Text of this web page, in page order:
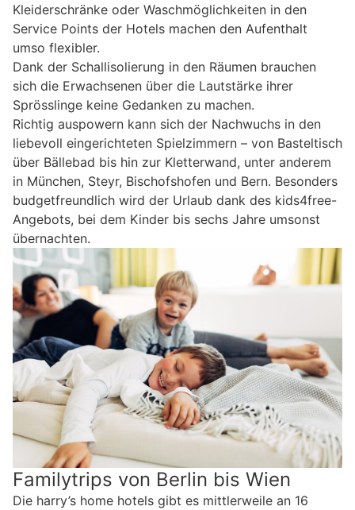
Kleiderschränke oder Waschmöglichkeiten in den
Service Points der Hotels machen den Aufenthalt
umso flexibler.
Dank der Schallisolierung in den Räumen brauchen
sich die Erwachsenen über die Lautstärke ihrer
Sprösslinge keine Gedanken zu machen.
Richtig auspowern kann sich der Nachwuchs in den
liebevoll eingerichteten Spielzimmern – von Basteltisch
über Bällebad bis hin zur Kletterwand, unter anderem
in München, Steyr, Bischofshofen und Bern. Besonders
budgetfreundlich wird der Urlaub dank des kids4free-
Angebots, bei dem Kinder bis sechs Jahre umsonst
übernachten.
Familytrips von Berlin bis Wien
Die harry’s home hotels gibt es mittlerweile an 16